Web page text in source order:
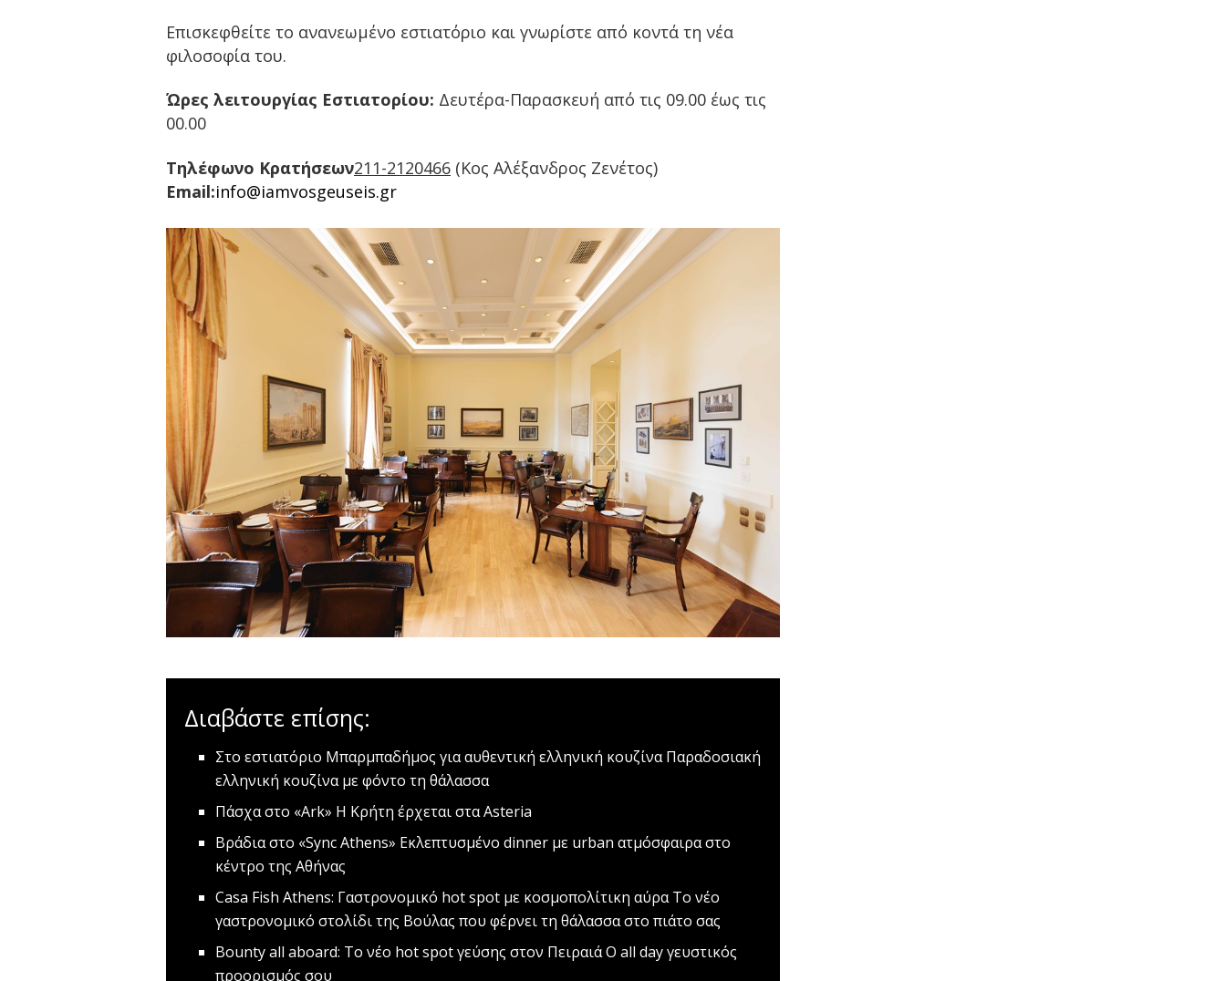
Eπισκεφθείτε το ανανεωμένο εστιατόριο και γνωρίστε από κοντά τη νέα
φιλοσοφία του.
Ώρες λειτουργίας Εστιατορίου: Δευτέρα-Παρασκευή από τις 09.00 έως τις
00.00
Τηλέφωνο Κρατήσεων211-2120466 (Κος Αλέξανδρος Ζενέτος)
Email:info@iamvosgeuseis.gr
Διαβάστε επίσης:
Στο εστιατόριο Mπαρμπαδήμος για αυθεντική ελληνική κουζίναΠαραδοσιακή
ελληνική κουζίνα με φόντο τη θάλασσα
Πάσχα στο «Ark» Η Κρήτη έρχεται στα Asteria
Bράδια στο «Sync Athens» Εκλεπτυσμένο dinner με urban ατμόσφαιρα στο
κέντρο της Αθήνας
Casa Fish Athens: Γαστρονομικό hot spot με κοσμοπολίτικη αύραΤο νέο
γαστρονομικό στολίδι της Βούλας που φέρνει τη θάλασσα στο πιάτο σας
Bounty all aboard: Το νέο hot spot γεύσης στον ΠειραιάΟ all day γευστικός
προορισμός σου